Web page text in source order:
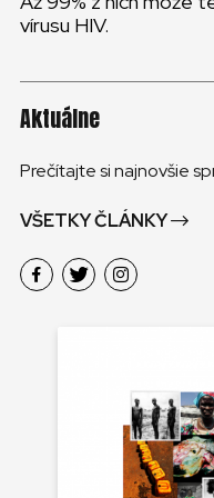
vírusu HIV.
Aktuálne
Prečítajte si najnovšie
VŠETKY ČLÁNKY